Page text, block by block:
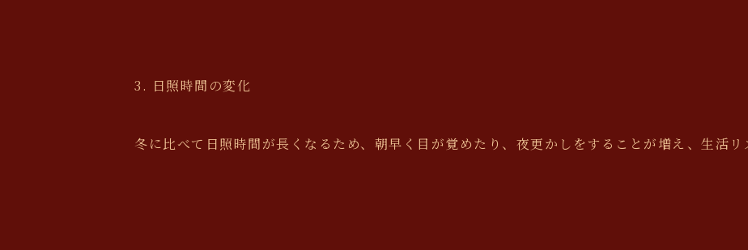
3. 日照時間の変化
冬に比べて日照時間が長くなるため、朝早く目が覚めたり、夜更かしをすることが増え、生活リ